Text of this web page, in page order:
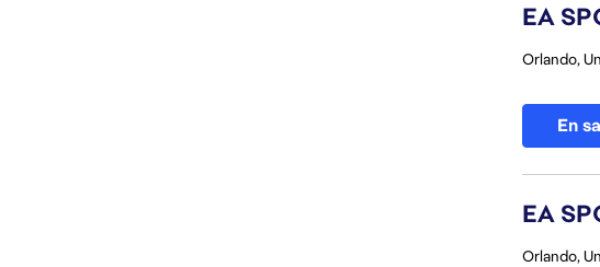
EA
Orlando,
En
EA
Orlando,